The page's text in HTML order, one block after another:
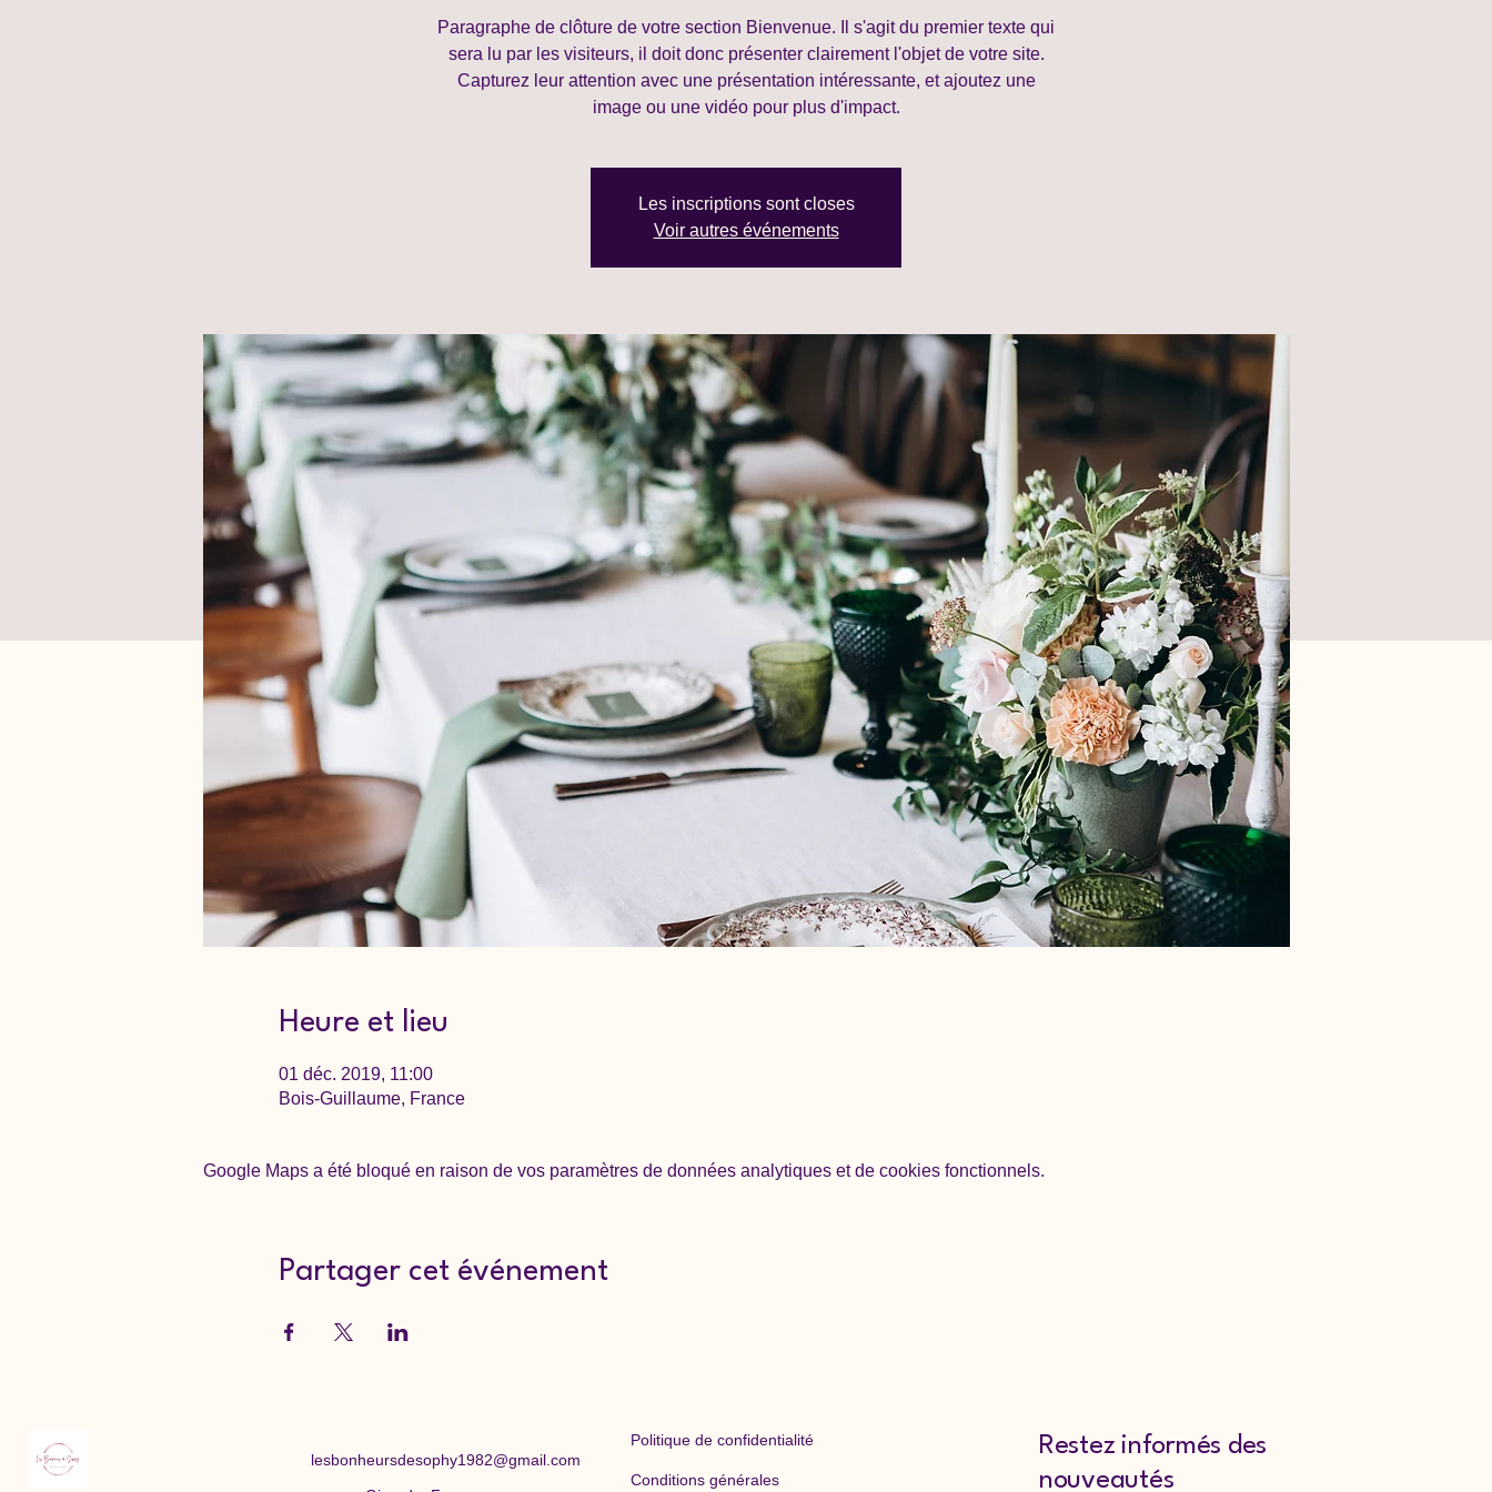
Paragraphe de clôture de votre section Bienvenue. Il s'agit du premier texte qui
sera lu par les visiteurs, il doit donc présenter clairement l'objet de votre site.
Capturez leur attention avec une présentation intéressante, et ajoutez une
image ou une vidéo pour plus d'impact.
Les inscriptions sont closes
Voir autres événements
Heure et lieu
01 déc. 2019, 11:00
Bois-Guillaume, France
Google Maps a été bloqué en raison de vos paramètres de données analytiques et de cookies fonctionnels.
Partager cet événement
lesbonheursdesophy1982@gmail.com
Politique de confidentialité
Conditions générales
Restez informés des
nouveautés